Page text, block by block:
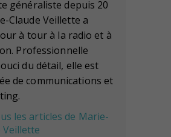
généraliste depuis 20
Claude Veillette a
à tour à la radio et à
Professionnelle
du détail, elle est
de communications et
les articles de Marie-
Veillette